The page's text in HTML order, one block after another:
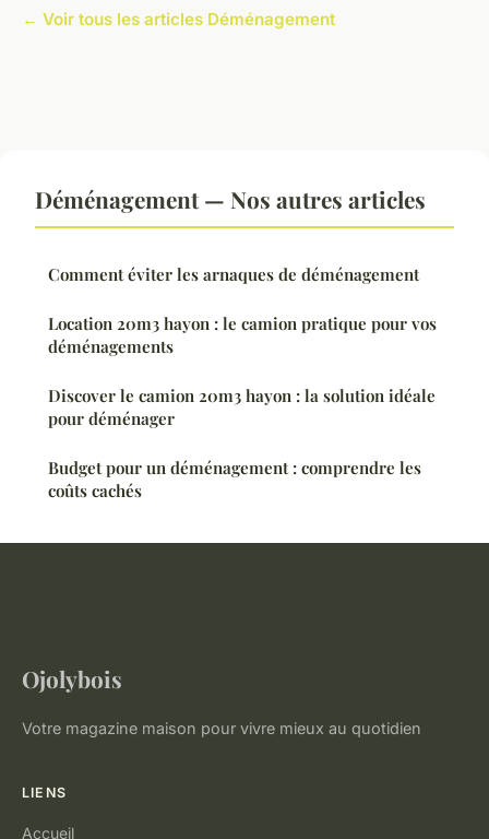
← Voir tous les articles Déménagement
Déménagement — Nos autres articles
Comment éviter les arnaques de déménagement
Location 20m3 hayon : le camion pratique pour vos
déménagements
Discover le camion 20m3 hayon : la solution idéale
pour déménager
Budget pour un déménagement : comprendre les
coûts cachés
Ojolybois
Votre magazine maison pour vivre mieux au quotidien
LIENS
Accueil